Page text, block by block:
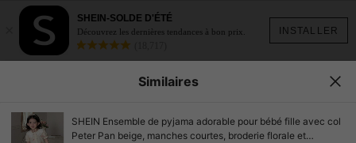
INSTALLER
SHEIN-SOLDE D'ÉTÉ
Découvrez les dernières tendances à bon prix.
Similaires
SHEIN Ensemble de pyjama adorable pour bébé fille avec col
Peter Pan beige, manches courtes, broderie florale et